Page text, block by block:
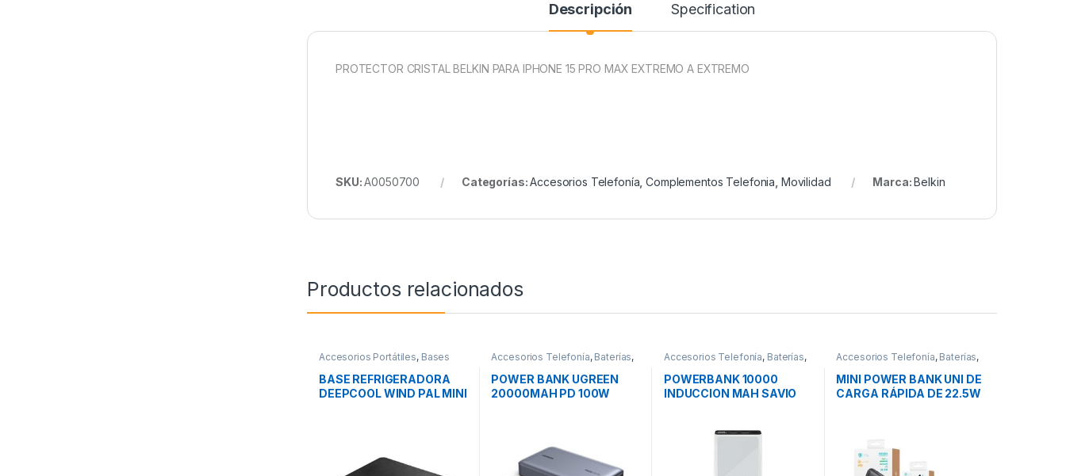
Descripción Specification
PROTECTOR CRISTAL BELKIN PARA IPHONE 15 PRO MAX EXTREMO A EXTREMO
SKU:A0050700 Categorías:Accesorios Telefonía ,Complementos Telefonia Movilidad Marca:Belkin
Productos relacionados
Accesorios Portátiles, Bases
BASE REFRIGERADORA
DEEPCOOL WIND PAL MINI
Accesorios Telefonía, Baterías,
POWER BANK UGREEN
20000MAH PD 100W
Accesorios Telefonía, Baterías,
POWERBANK 10000
INDUCCION MAH SAVIO
Accesorios Telefonía, Baterías,
MINI POWER BANK UNI DE
CARGA RÁPIDA DE 22.5W